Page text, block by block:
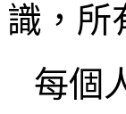
識，所
每個